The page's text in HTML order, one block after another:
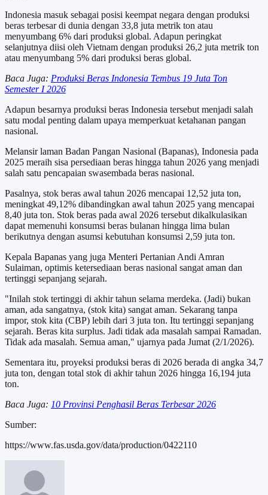
Indonesia masuk sebagai posisi keempat negara dengan produksi
beras terbesar di dunia dengan 33,8 juta metrik ton atau
menyumbang 6% dari produksi global. Adapun peringkat
selanjutnya diisi oleh Vietnam dengan produksi 26,2 juta metrik ton
atau menyumbang 5% dari produksi beras global.
Baca Juga: Produksi Beras Indonesia Tembus 19 Juta Ton
Semester I 2026
Adapun besarnya produksi beras Indonesia tersebut menjadi salah
satu modal penting dalam upaya memperkuat ketahanan pangan
nasional.
Melansir laman Badan Pangan Nasional (Bapanas), Indonesia pada
2025 meraih sisa persediaan beras hingga tahun 2026 yang menjadi
salah satu pencapaian swasembada beras nasional.
Pasalnya, stok beras awal tahun 2026 mencapai 12,52 juta ton,
meningkat 49,12% dibandingkan awal tahun 2025 yang mencapai
8,40 juta ton. Stok beras pada awal 2026 tersebut dikalkulasikan
dapat memenuhi konsumsi beras bulanan hingga lima bulan
berikutnya dengan asumsi kebutuhan konsumsi 2,59 juta ton.
Kepala Bapanas yang juga Menteri Pertanian Andi Amran
Sulaiman, optimis ketersediaan beras nasional sangat aman dan
tertinggi sepanjang sejarah.
"Inilah stok tertinggi di akhir tahun selama merdeka. (Jadi) bukan
aman, ada sangatnya, (stok kita) sangat aman. Sekarang tanpa
impor, stok kita (CBP) lebih dari 3 juta ton. Itu tertinggi sepanjang
sejarah. Beras kita surplus. Jadi tidak ada masalah sampai Ramadan.
Tidak ada masalah. Semua aman," ujarnya pada Jumat (2/1/2026).
Sementara itu, proyeksi produksi beras di 2026 berada di angka 34,7
juta ton, dengan total stok di akhir tahun 2026 hingga 16,194 juta
ton.
Baca Juga: 10 Provinsi Penghasil Beras Terbesar 2026
Sumber:
https://www.fas.usda.gov/data/production/0422110